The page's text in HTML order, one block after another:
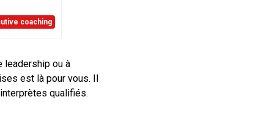
coaching
leadership ou à
est là pour vous. Il
qualifiés.